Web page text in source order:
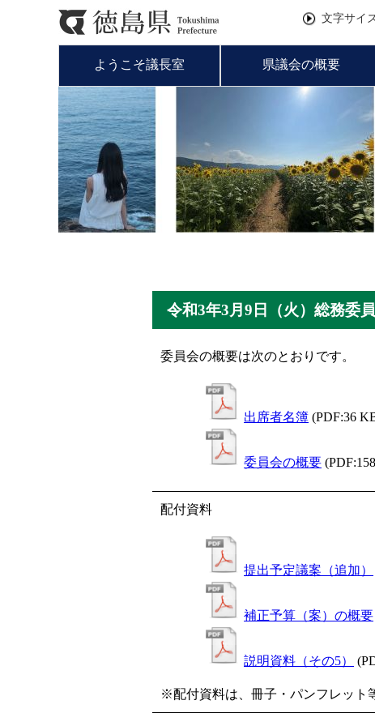
文字サイ
ようこそ議長室 県議会の概要
令和3年3月9日（火）総務委
委員会の概要は次のとおりです。
出席者名簿 (PDF:36
委員会の概要
配付資料
提出予定議案（追加）
補正予算（案）の概要
説明資料（その5）
※配付資料は、冊子・パンフレット